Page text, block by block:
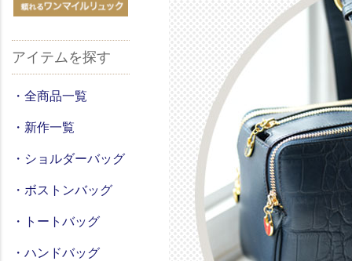
アイテムを探す
・全商品一覧
・新作一覧
・ショルダーバッグ
・ボストンバッグ
・トートバッグ
・ハンドバッグ